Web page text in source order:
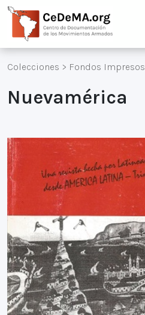
Colecciones > Fondos Impresos
Nuevamérica